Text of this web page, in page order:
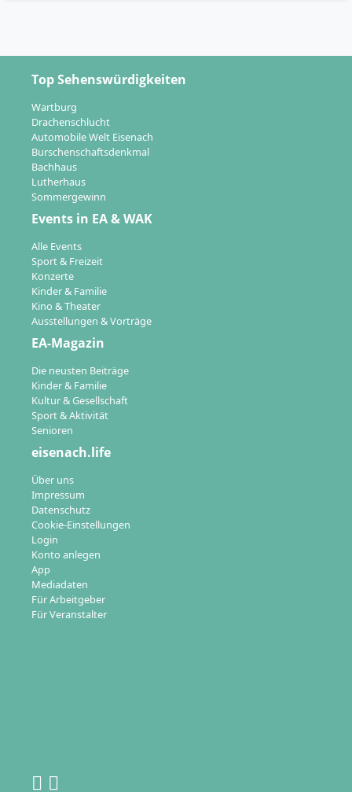
Top Sehenswürdigkeiten
Wartburg
Drachenschlucht
Automobile Welt Eisenach
Burschenschaftsdenkmal
Bachhaus
Lutherhaus
Sommergewinn
Events in EA & WAK
Alle Events
Sport & Freizeit
Konzerte
Kinder & Familie
Kino & Theater
Ausstellungen & Vorträge
EA-Magazin
Die neusten Beiträge
Kinder & Familie
Kultur & Gesellschaft
Sport & Aktivität
Senioren
eisenach.life
Über uns
Impressum
Datenschutz
Cookie-Einstellungen
Login
Konto anlegen
App
Mediadaten
Für Arbeitgeber
Für Veranstalter